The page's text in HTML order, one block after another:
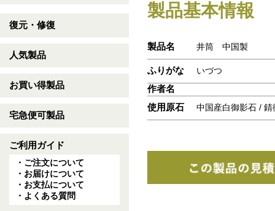
復元・修復
人気製品
お買い得製品
宅急便可製品
ご利用ガイド
・ご注文について
・お届けについて
・お支払について
・よくある質問
製品基本情報
製品名 井筒 中国製
ふりがな いづつ
作者名
使用原石
中国産白御影石 / 錆